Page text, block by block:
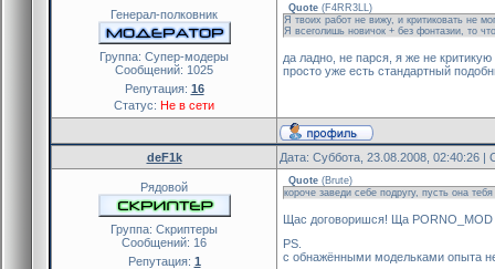
Генерал-полковник
Группа: Cупер-модеры
Сообщений: 1025
Репутация: 16
Статус: Не в сети
Quote (F4RR3LL )
Я твоих работ не вижу, и критиковать не
Я всеголишь новичок + без фонтазии, то
да ладно, не парся, я же не
просто уже есть стандартный
deF1k Дата: Суббота, 23.08.2008, 02:40:26
Рядовой
Группа: Скриптеры
Сообщений: 16
Репутация: 1
Quote (Brute)
короче заведи себе подругу, пусть она
Щас договоришся! Ща
PS.
с обнажёнными модельками опыта